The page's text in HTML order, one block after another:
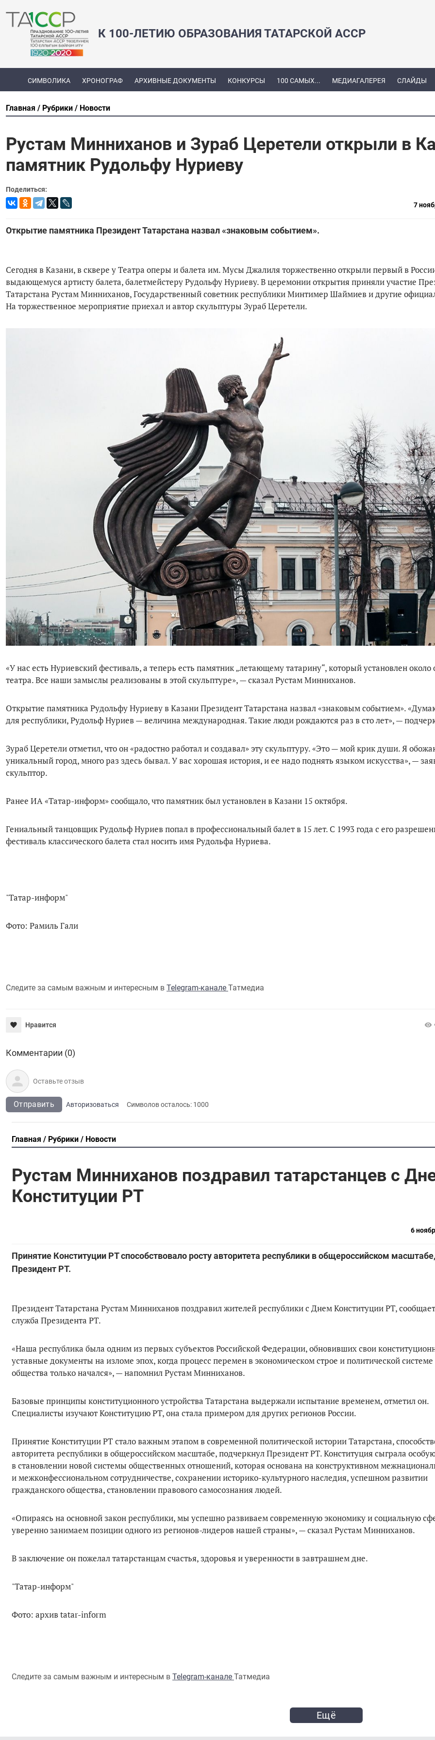
К 100-ЛЕТИЮ ОБРАЗОВАНИЯ ТАТАРСКОЙ АССР
СИМВОЛИКА ХРОНОГРАФ АРХИВНЫЕ ДОКУМЕНТЫ КОНКУРСЫ 100 САМЫХ... МЕДИАГАЛЕРЕЯ СЛАЙДЫ
Главная Рубрики Новости
Рустам Минниханов и Зураб Церетели открыли в
памятник Рудольфу Нуриеву
Поделиться:
7
Открытие памятника Президент Татарстана назвал «знаковым событием».
Сегодня в Казани, в сквере у Театра оперы и балета им. Мусы Джалиля торжественно открыли первый в
выдающемуся артисту балета, балетмейстеру Рудольфу Нуриеву. В церемонии открытия приняли участие
Татарстана Рустам Минниханов, Государственный советник республики Минтимер Шаймиев и другие
На торжественное мероприятие приехал и автор скульптуры Зураб Церетели.
«У нас есть Нуриевский фестиваль, а теперь есть памятник „летающему татарину“, который установлен около
театра. Все наши замыслы реализованы в этой скульптуре», — сказал Рустам Минниханов.
Открытие памятника Рудольфу Нуриеву в Казани Президент Татарстана назвал «знаковым событием».
для республики, Рудольф Нуриев — величина международная. Такие люди рождаются раз в сто лет», —
Зураб Церетели отметил, что он «радостно работал и создавал» эту скульптуру. «Это — мой крик души. Я
уникальный город, много раз здесь бывал. У вас хорошая история, и ее надо поднять языком искусства», —
скульптор.
Ранее ИА «Татар-информ» сообщало, что памятник был установлен в Казани 15 октября.
Гениальный танцовщик Рудольф Нуриев попал в профессиональный балет в 15 лет. С 1993 года с его
фестиваль классического балета стал носить имя Рудольфа Нуриева.
"Татар-информ"
Фото: Рамиль Гали
Следите за самым важным и интересным в Telegram-канале Татмедиа
Нравится
Комментарии (0)
Отправить Авторизоваться Символов осталось: 1000
Главная Рубрики Новости
Рустам Минниханов поздравил татарстанцев с
Конституции РТ
6
Принятие Конституции РТ способствовало росту авторитета республики в общероссийском
Президент РТ.
Президент Татарстана Рустам Минниханов поздравил жителей республики с Днем Конституции РТ,
служба Президента РТ.
«Наша республика была одним из первых субъектов Российской Федерации, обновивших свои
уставные документы на изломе эпох, когда процесс перемен в экономическом строе и политической
общества только начался», — напомнил Рустам Минниханов.
Базовые принципы конституционного устройства Татарстана выдержали испытание временем, отметил он.
Специалисты изучают Конституцию РТ, она стала примером для других регионов России.
Принятие Конституции РТ стало важным этапом в современной политической истории Татарстана,
авторитета республики в общероссийском масштабе, подчеркнул Президент РТ. Конституция сыграла
в становлении новой системы общественных отношений, которая основана на конструктивном
и межконфессиональном сотрудничестве, сохранении историко-культурного наследия, успешном развитии
гражданского общества, становлении правового самосознания людей.
«Опираясь на основной закон республики, мы успешно развиваем современную экономику и социальную
уверенно занимаем позиции одного из регионов-лидеров нашей страны», — сказал Рустам Минниханов.
В заключение он пожелал татарстанцам счастья, здоровья и уверенности в завтрашнем дне.
"Татар-информ"
Фото: архив tatar-inform
Следите за самым важным и интересным в Telegram-канале Татмедиа
Ещё